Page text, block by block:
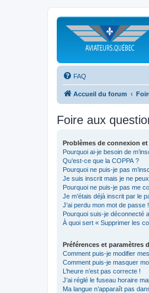
FAQ
Accueil du forum
Foire aux
Problèmes de connexion
Pourquoi ai-je besoin de
Qu’est-ce que la COPPA ?
Pourquoi ne puis-je pas
Je suis inscrit mais je ne
Pourquoi ne puis-je pas me
Je m’étais déjà inscrit par le
J’ai perdu mon mot de passe !
Pourquoi suis-je déconnecté
À quoi sert « Supprimer les
Préférences et paramètres
Comment puis-je modifier
Comment puis-je masquer
L’heure n’est pas correcte !
J’ai réglé le fuseau horaire
Ma langue n’apparaît pas